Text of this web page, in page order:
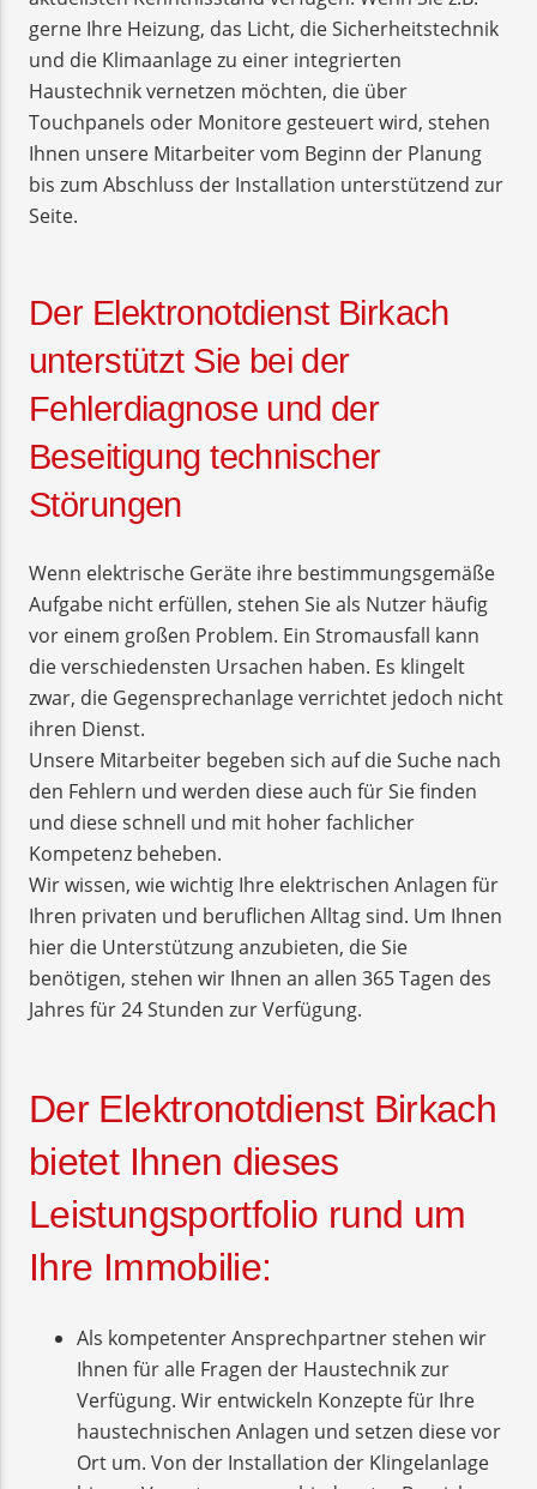
gerne Ihre Heizung, das Licht, die Sicherheitstechnik
und die Klimaanlage zu einer integrierten
Haustechnik vernetzen möchten, die über
Touchpanels oder Monitore gesteuert wird, stehen
Ihnen unsere Mitarbeiter vom Beginn der Planung
bis zum Abschluss der Installation unterstützend zur
Seite.
Der Elektronotdienst Birkach
unterstützt Sie bei der
Fehlerdiagnose und der
Beseitigung technischer
Störungen
Wenn elektrische Geräte ihre bestimmungsgemäße
Aufgabe nicht erfüllen, stehen Sie als Nutzer häufig
vor einem großen Problem. Ein Stromausfall kann
die verschiedensten Ursachen haben. Es klingelt
zwar, die Gegensprechanlage verrichtet jedoch nicht
ihren Dienst.
Unsere Mitarbeiter begeben sich auf die Suche nach
den Fehlern und werden diese auch für Sie finden
und diese schnell und mit hoher fachlicher
Kompetenz beheben.
Wir wissen, wie wichtig Ihre elektrischen Anlagen für
Ihren privaten und beruflichen Alltag sind. Um Ihnen
hier die Unterstützung anzubieten, die Sie
benötigen, stehen wir Ihnen an allen 365 Tagen des
Jahres für 24 Stunden zur Verfügung.
Der Elektronotdienst Birkach
bietet Ihnen dieses
Leistungsportfolio rund um
Ihre Immobilie:
Als kompetenter Ansprechpartner stehen wir
Ihnen für alle Fragen der Haustechnik zur
Verfügung. Wir entwickeln Konzepte für Ihre
haustechnischen Anlagen und setzen diese vor
Ort um. Von der Installation der Klingelanlage